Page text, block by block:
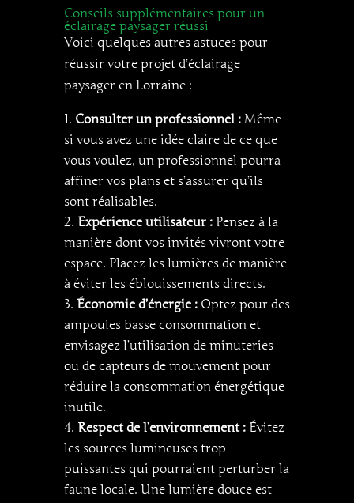
Conseils supplémentaires pour un
éclairage paysager réussi
Voici quelques autres astuces pour
réussir votre projet d’éclairage
paysager en Lorraine :
Consulter un professionnel : Même
si vous avez une idée claire de ce que
vous voulez, un professionnel pourra
affiner vos plans et s’assurer qu’ils
sont réalisables.
Expérience utilisateur : Pensez à la
manière dont vos invités vivront votre
espace. Placez les lumières de manière
à éviter les éblouissements directs.
Économie d’énergie : Optez pour des
ampoules basse consommation et
envisagez l’utilisation de minuteries
ou de capteurs de mouvement pour
réduire la consommation énergétique
inutile.
Respect de l’environnement : Évitez
les sources lumineuses trop
puissantes qui pourraient perturber la
faune locale. Une lumière douce est